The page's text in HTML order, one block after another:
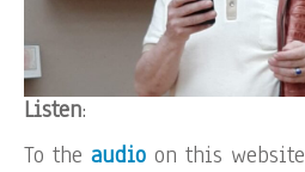
Listen:
To the audio on this website